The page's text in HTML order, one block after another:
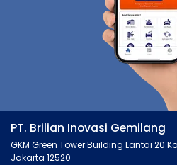
PT. Brilian Inovasi Gemilang
GKM Green Tower Building Lantai 20
Jakarta 12520